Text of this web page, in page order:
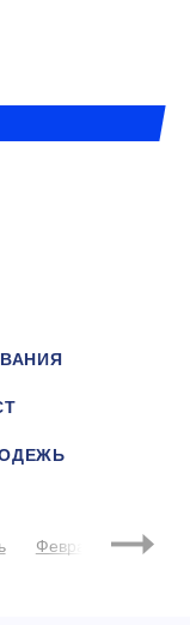
Февраль Март